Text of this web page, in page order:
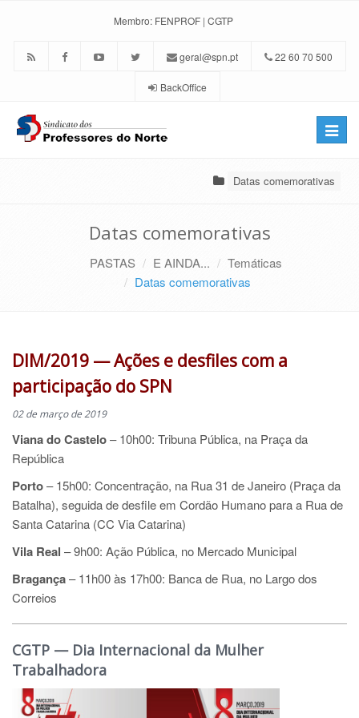
Membro: FENPROF | CGTP
geral@spn.pt 22 60 70 500
BackOffice
Toggle
Datas comemorativas
Datas comemorativas
PASTAS E AINDA...
Temáticas
Datas comemorativas
DIM/2019 — Ações e desfiles com a
participação do SPN
02 de março de 2019
Viana do Castelo– 10h00: Tribuna Pública, na Praça da
República
Porto– 15h00: Concentração, na Rua 31 de Janeiro (Praça da
Batalha), seguida de desfile em Cordão Humano para a Rua de
Santa Catarina (CC Via Catarina)
Vila Real – 9h00: Ação Pública, no Mercado Municipal
Bragança– 11h00 às 17h00: Banca de Rua, no Largo dos
Correios
CGTP — Dia Internacional da Mulher
Trabalhadora